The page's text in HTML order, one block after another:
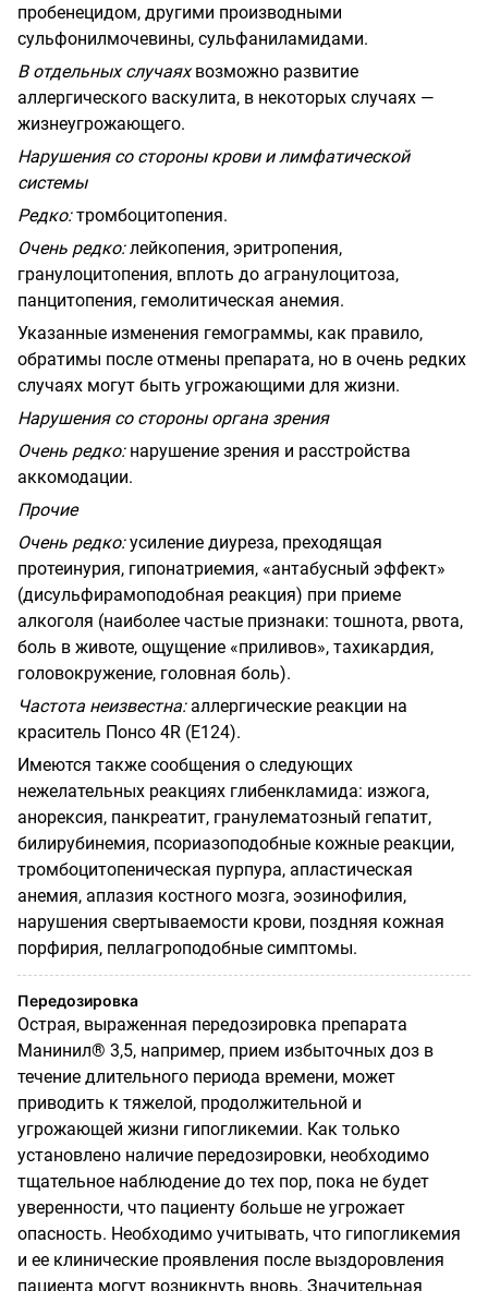
пробенецидом, другими производными
сульфонилмочевины, сульфаниламидами.
В отдельных случаяхвозможно развитие
аллергического васкулита, в некоторых случаях —
жизнеугрожающего.
Нарушения со стороны крови и лимфатической
системы
Редко:тромбоцитопения.
Очень редко:лейкопения, эритропения,
гранулоцитопения, вплоть до агранулоцитоза,
панцитопения, гемолитическая анемия.
Указанные изменения гемограммы, как правило,
обратимы после отмены препарата, но в очень редких
случаях могут быть угрожающими для жизни.
Нарушения со стороны органа зрения
Очень редко:нарушение зрения и расстройства
аккомодации.
Прочие
Очень редко:усиление диуреза, преходящая
протеинурия, гипонатриемия, «антабусный эффект»
(дисульфирамоподобная реакция) при приеме
алкоголя (наиболее частые признаки: тошнота, рвота,
боль в животе, ощущение «приливов», тахикардия,
головокружение, головная боль).
Частота неизвестна:аллергические реакции на
краситель Понсо 4R (Е124).
Имеются также сообщения о следующих
нежелательных реакциях глибенкламида: изжога,
анорексия, панкреатит, гранулематозный гепатит,
билирубинемия, псориазоподобные кожные реакции,
тромбоцитопеническая пурпура, апластическая
анемия, аплазия костного мозга, эозинофилия,
нарушения свертываемости крови, поздняя кожная
порфирия, пеллагроподобные симптомы.
Передозировка
Острая, выраженная передозировка препарата
Манинил® 3,5, например, прием избыточных доз в
течение длительного периода времени, может
приводить к тяжелой, продолжительной и
угрожающей жизни гипогликемии. Как только
установлено наличие передозировки, необходимо
тщательное наблюдение до тех пор, пока не будет
уверенности, что пациенту больше не угрожает
опасность. Необходимо учитывать, что гипогликемия
и ее клинические проявления после выздоровления
пациента могут возникнуть вновь. Значительная